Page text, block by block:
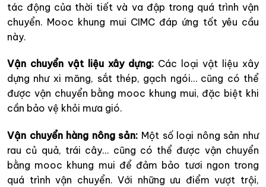
tác động của thời tiết và va đập trong quá trình vận
chuyển. Mooc khung mui CIMC đáp ứng tốt yêu cầu
này.
Vận chuyển vật liệu xây dựng: Các loại vật liệu xây
dựng như xi măng, sắt thép, gạch ngói… cũng có thể
được vận chuyển bằng mooc khung mui, đặc biệt khi
cần bảo vệ khỏi mưa gió.
Vận chuyển hàng nông sản: Một số loại nông sản như
rau củ quả, trái cây… cũng có thể được vận chuyển
bằng mooc khung mui để đảm bảo tươi ngon trong
quá trình vận chuyển. Với những ưu điểm vượt trội,